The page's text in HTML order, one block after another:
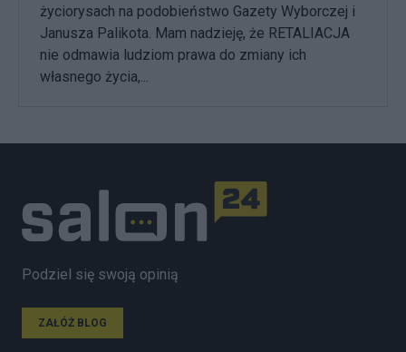
życiorysach na podobieństwo Gazety Wyborczej i
Janusza Palikota. Mam nadzieję, że RETALIACJA
nie odmawia ludziom prawa do zmiany ich
własnego życia,...
Podziel się swoją opinią
ZAŁÓŻ BLOG